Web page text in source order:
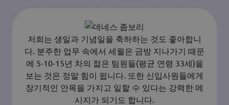
저희는 생일과 기념일을 축하하는 것도 좋아합니
다. 분주한 업무 속에서 세월은 금방 지나가기 때문
에 5-10-15년 차의 젊은 팀원들(평균 연령 33세)을
보는 것은 정말 힘이 됩니다. 또한 신입사원들에게
장기적인 안목을 가지고 일할 수 있다는 강력한 메
시지가 되기도 합니다.